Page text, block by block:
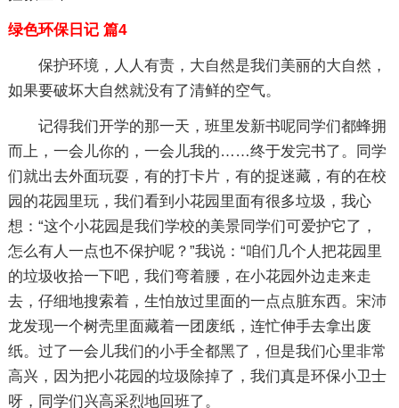
绿色环保日记 篇4
保护环境，人人有责，大自然是我们美丽的大自然，
如果要破坏大自然就没有了清鲜的空气。
记得我们开学的那一天，班里发新书呢同学们都蜂拥
而上，一会儿你的，一会儿我的……终于发完书了。同学
们就出去外面玩耍，有的打卡片，有的捉迷藏，有的在校
园的花园里玩，我们看到小花园里面有很多垃圾，我心
想：“这个小花园是我们学校的美景同学们可爱护它了，
怎么有人一点也不保护呢？”我说：“咱们几个人把花园里
的垃圾收拾一下吧，我们弯着腰，在小花园外边走来走
去，仔细地搜索着，生怕放过里面的一点点脏东西。宋沛
龙发现一个树壳里面藏着一团废纸，连忙伸手去拿出废
纸。过了一会儿我们的小手全都黑了，但是我们心里非常
高兴，因为把小花园的垃圾除掉了，我们真是环保小卫士
呀，同学们兴高采烈地回班了。